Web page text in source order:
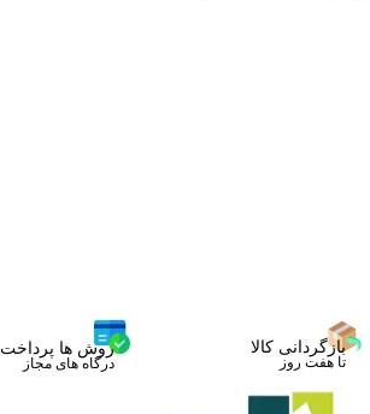
بازگردانی کالا
تا هفت روز
روش ها پرداخت
درگاه های مجاز